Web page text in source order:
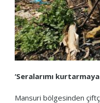
‘Seralarımı
Mansuri bölgesinden